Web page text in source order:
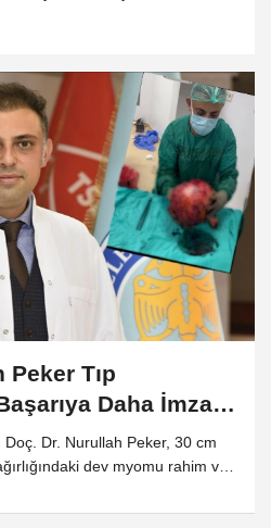
Tıp
Daha İmza
Rahim ve
Başararak
Doç. Dr. Nurullah Peker, 30 cm
dev myomu rahim ve
yeni başarısıyla